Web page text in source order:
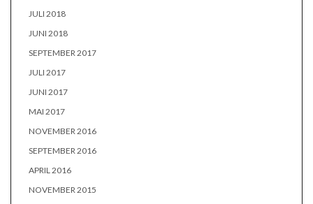
JULI 2018
JUNI 2018
SEPTEMBER 2017
JULI 2017
JUNI 2017
MAI 2017
NOVEMBER 2016
SEPTEMBER 2016
APRIL 2016
NOVEMBER 2015